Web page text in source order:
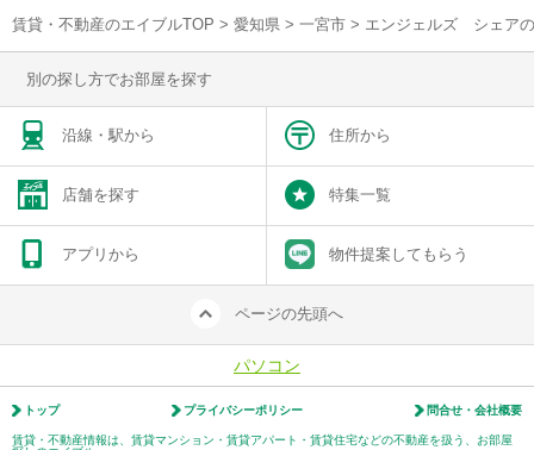
賃貸・不動産のエイブルTOP > 愛知県 > 一宮市 > エンジェルズ シェア
別の探し方でお部屋を探す
沿線・駅から 住所から
店舗を探す 特集一覧
アプリから 物件提案してもらう
ページの先頭へ
パソコン
トップ プライバシーポリシー 問合せ・会社概要
賃貸・不動産情報は、賃貸マンション・賃貸アパート・賃貸住宅などの不動産を扱う、お部屋